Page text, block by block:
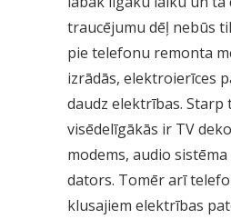
traucējumu dēļ nebūs
pie telefonu remonta
izrādās, elektroierīces
daudz elektrības. Starp
visēdelīgākās ir TV
modems, audio
dators. Tomēr arī
klusajiem elektrības